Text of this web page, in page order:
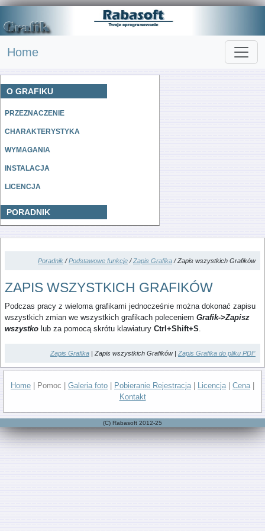
Home
O GRAFIKU
PRZEZNACZENIE
CHARAKTERYSTYKA
WYMAGANIA
INSTALACJA
LICENCJA
PORADNIK
Poradnik /Podstawowe funkcje /Zapis Grafika / Zapis wszystkich Grafików
ZAPIS WSZYSTKICH GRAFIKÓW
Podczas pracy z wieloma grafikami jednocześnie można dokonać zapisu
wszystkich zmian we wszystkich grafikach poleceniem Grafik->Zapisz
wszystko lub za pomocą skrótu klawiatury Ctrl+Shift+S
Zapis Grafika | Zapis wszystkich Grafików | Zapis Grafika do pliku PDF
Home | Pomoc | Galeria foto Pobieranie Rejestracja Licencja Cena
Kontakt
(C) Rabasoft 2012-25